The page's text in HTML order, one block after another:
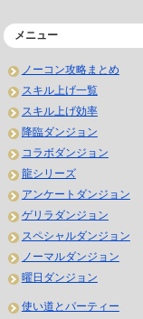
メニュー
ノーコン攻略まとめ
スキル上げ一覧
スキル上げ効率
降臨ダンジョン
コラボダンジョン
龍シリーズ
アンケートダンジョン
ゲリラダンジョン
スペシャルダンジョン
ノーマルダンジョン
曜日ダンジョン
使い道とパーティー